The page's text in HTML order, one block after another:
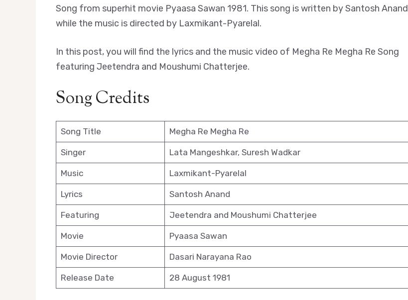
Song from superhit movie Pyaasa Sawan 1981. This song is written by Santosh Anand
while the music is directed by Laxmikant-Pyarelal.
In this post, you will find the lyrics and the music video of Megha Re Megha Re Song
featuring Jeetendra and Moushumi Chatterjee.
Song Credits
Song Title Megha Re Megha Re
Singer Lata Mangeshkar, Suresh Wadkar
Music Laxmikant-Pyarelal
Lyrics Santosh Anand
Featuring Jeetendra and Moushumi Chatterjee
Movie Pyaasa Sawan
Movie Director Dasari Narayana Rao
Release Date 28 August 1981